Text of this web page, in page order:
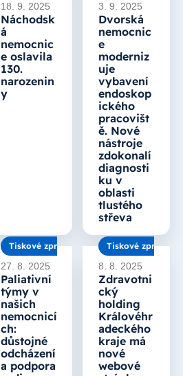
18. 9. 2025
Náchodsk
á
nemocnic
e oslavila
130.
narozenin
y
3. 9. 2025
Dvorská
nemocnic
e
moderniz
uje
vybavení
endoskop
ického
pracovišt
ě. Nové
nástroje
zdokonalí
diagnosti
ku v
oblasti
tlustého
střeva
Tiskové zprávy
27. 8. 2025
Paliativní
týmy v
našich
nemocnicí
ch:
důstojné
odcházení
a podpora
Tiskové zprávy
8. 8. 2025
Zdravotni
cký
holding
Královéhr
adeckého
kraje má
nové
webové